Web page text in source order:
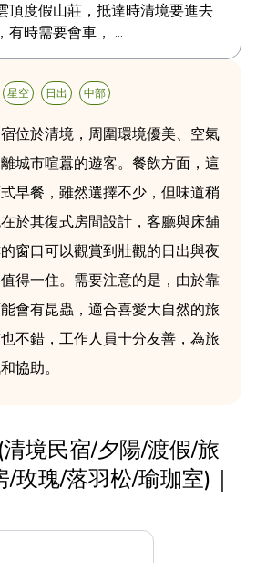
頂度假山莊，抵達時清境要進去
有時需要會車， ...
星空 日出 中部
位於清境，周圍環境優美、空氣
城市喧囂的遊客。餐飲方面，這
早餐，雖然選擇不少，但味道稍
於其復式房間設計，客廳與床舖
窗口可以觀賞到壯觀的日出與夜
得一住。需要注意的是，由於靠
會有昆蟲，適合喜愛大自然的旅
不錯，工作人員十分友善，為旅
協助。
境民宿/夕陽/渡假/旅
玫瑰/落羽松/瑜珈室)｜